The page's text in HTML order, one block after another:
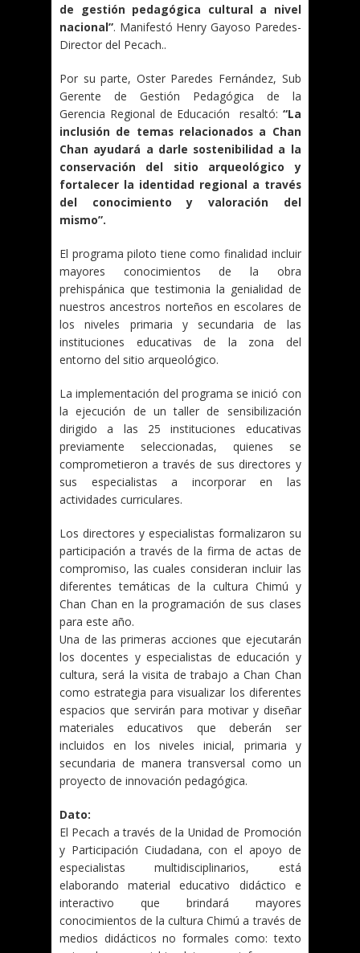
de gestión pedagógica cultural a nivel
nacional”. Manifestó Henry Gayoso Paredes-
Director del Pecach..
Por su parte, Oster Paredes Fernández, Sub
Gerente de Gestión Pedagógica de la
Gerencia Regional de Educación resaltó: “La
inclusión de temas relacionados a Chan
Chan ayudará a darle sostenibilidad a la
conservación del sitio arqueológico y
fortalecer la identidad regional a través
del conocimiento y valoración del
mismo”.
El programa piloto tiene como finalidad incluir
mayores conocimientos de la obra
prehispánica que testimonia la genialidad de
nuestros ancestros norteños en escolares de
los niveles primaria y secundaria de las
instituciones educativas de la zona del
entorno del sitio arqueológico.
La implementación del programa se inició con
la ejecución de un taller de sensibilización
dirigido a las 25 instituciones educativas
previamente seleccionadas, quienes se
comprometieron a través de sus directores y
sus especialistas a incorporar en las
actividades curriculares.
Los directores y especialistas formalizaron su
participación a través de la firma de actas de
compromiso, las cuales consideran incluir las
diferentes temáticas de la cultura Chimú y
Chan Chan en la programación de sus clases
para este año.
Una de las primeras acciones que ejecutarán
los docentes y especialistas de educación y
cultura, será la visita de trabajo a Chan Chan
como estrategia para visualizar los diferentes
espacios que servirán para motivar y diseñar
materiales educativos que deberán ser
incluidos en los niveles inicial, primaria y
secundaria de manera transversal como un
proyecto de innovación pedagógica.
Dato:
El Pecach a través de la Unidad de Promoción
y Participación Ciudadana, con el apoyo de
especialistas multidisciplinarios, está
elaborando material educativo didáctico e
interactivo que brindará mayores
conocimientos de la cultura Chimú a través de
medios didácticos no formales como: texto